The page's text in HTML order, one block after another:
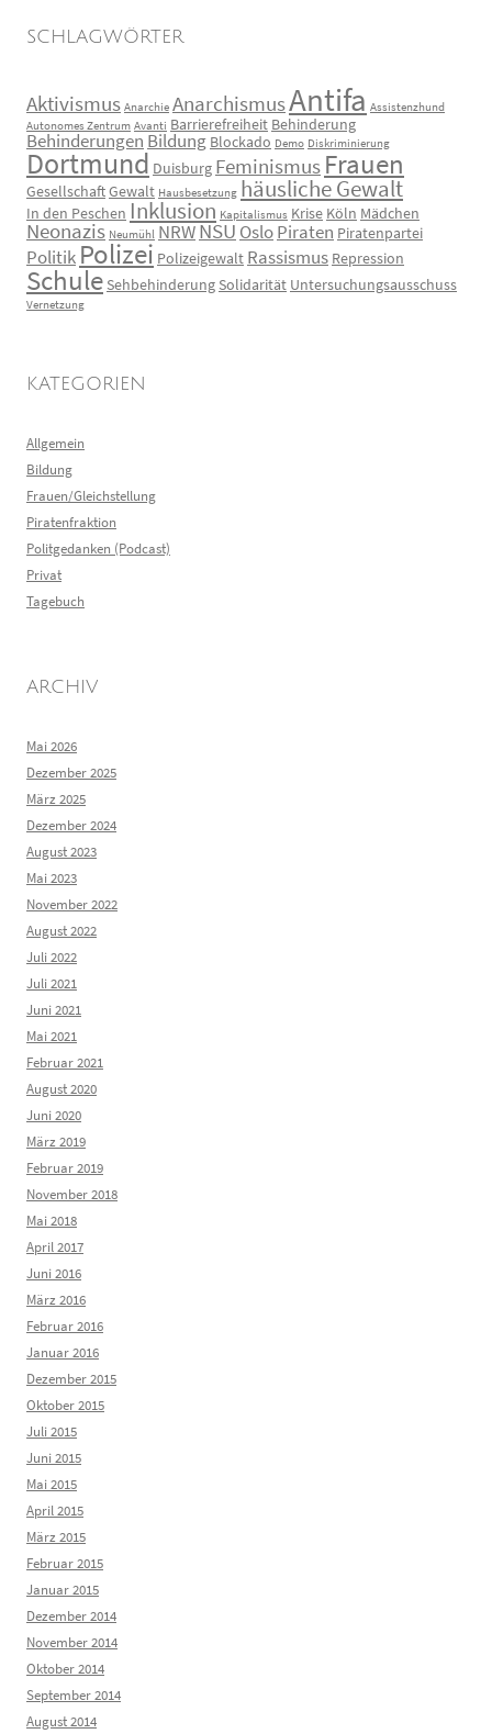
SCHLAGWÖRTER
Aktivismus Anarchie AnarchismusAntifa Assistenzhund
Autonomes Zentrum Avanti Barrierefreiheit Behinderung
Behinderungen Bildung Blockado Demo Diskriminierung
Dortmund Duisburg Feminismus Frauen
GesellschaftGewalt Hausbesetzung häusliche Gewalt
In den Peschen Inklusion Kapitalismus Krise Köln Mädchen
Neonazis Neumühl NRWNSU OsloPiraten Piratenpartei
Politik Polizei Polizeigewalt Rassismus Repression
Schule Sehbehinderung Solidarität Untersuchungsausschuss
Vernetzung
KATEGORIEN
Allgemein
Bildung
Frauen/Gleichstellung
Piratenfraktion
Politgedanken (Podcast)
Privat
Tagebuch
ARCHIV
Mai 2026
Dezember 2025
März 2025
Dezember 2024
August 2023
Mai 2023
November 2022
August 2022
Juli 2022
Juli 2021
Juni 2021
Mai 2021
Februar 2021
August 2020
Juni 2020
März 2019
Februar 2019
November 2018
Mai 2018
April 2017
Juni 2016
März 2016
Februar 2016
Januar 2016
Dezember 2015
Oktober 2015
Juli 2015
Juni 2015
Mai 2015
April 2015
März 2015
Februar 2015
Januar 2015
Dezember 2014
November 2014
Oktober 2014
September 2014
August 2014